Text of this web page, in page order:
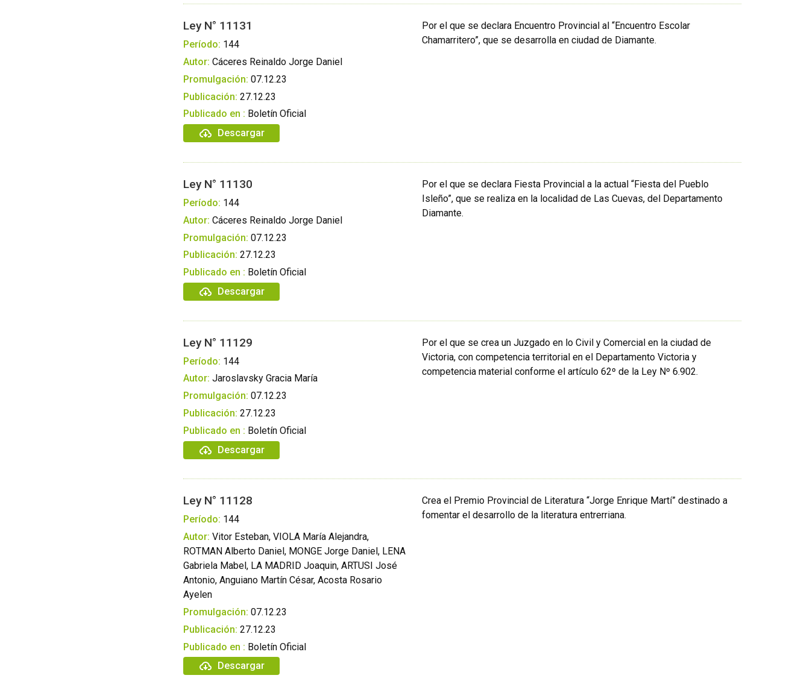
Ley N° 11131
Período: 144
Autor: Cáceres Reinaldo Jorge Daniel
Promulgación: 07.12.23
Publicación: 27.12.23
Publicado en : Boletín Oficial
Descargar
Por el que se declara Encuentro Provincial al “Encuentro Escolar
Chamarritero”, que se desarrolla en ciudad de Diamante.
Ley N° 11130
Período: 144
Autor: Cáceres Reinaldo Jorge Daniel
Promulgación: 07.12.23
Publicación: 27.12.23
Publicado en : Boletín Oficial
Descargar
Por el que se declara Fiesta Provincial a la actual “Fiesta del Pueblo
Isleño”, que se realiza en la localidad de Las Cuevas, del Departamento
Diamante.
Ley N° 11129
Período: 144
Autor: Jaroslavsky Gracia María
Promulgación: 07.12.23
Publicación: 27.12.23
Publicado en : Boletín Oficial
Descargar
Por el que se crea un Juzgado en lo Civil y Comercial en la ciudad de
Victoria, con competencia territorial en el Departamento Victoria y
competencia material conforme el artículo 62º de la Ley Nº 6.902.
Ley N° 11128
Período: 144
Autor: Vitor Esteban, VIOLA María Alejandra,
ROTMAN Alberto Daniel, MONGE Jorge Daniel, LENA
Gabriela Mabel, LA MADRID Joaquin, ARTUSI José
Antonio, Anguiano Martín César, Acosta Rosario
Ayelen
Promulgación: 07.12.23
Publicación: 27.12.23
Publicado en : Boletín Oficial
Descargar
Crea el Premio Provincial de Literatura “Jorge Enrique Martí” destinado a
fomentar el desarrollo de la literatura entrerriana.